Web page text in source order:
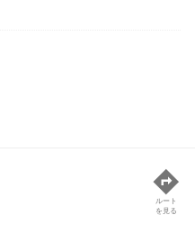
ルート
を見る